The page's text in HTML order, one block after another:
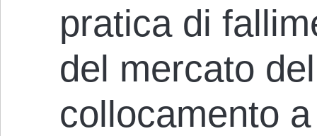
pratica di
del mercato
collocamento